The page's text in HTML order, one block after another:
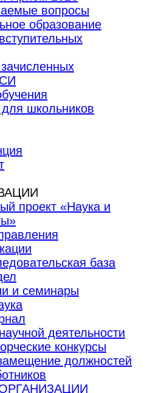
вопросы
образование
школьников
проект «Наука и
база
и семинары
деятельности
конкурсы
должностей